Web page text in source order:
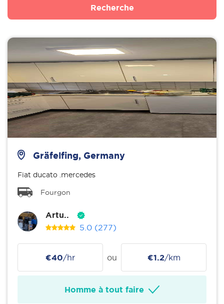
Recherche
Gräfelfing, Germany
Fiat ducato .mercedes
Fourgon
Artu..
5.0 (277)
€40/hr ou €1.2/km
Homme à tout faire